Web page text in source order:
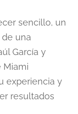
sencillo, un
una
García y
Miami
experiencia y
resultados